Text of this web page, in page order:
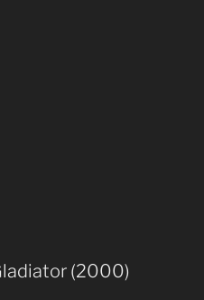
(2000)